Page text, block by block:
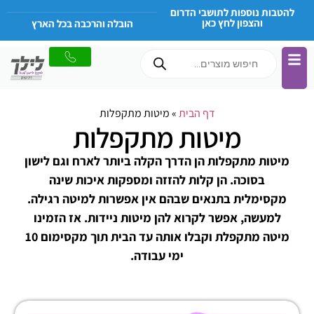
להטבות נוספות לתושבי הדרום
והצפון לחץ כאן הובלה והרכבה בכל הארץ
דף הבית»מיטות מתקפלות
מיטות מתקפלות
מיטות מתקפלות הן הדרך הקלה ביותר לארח וגם לישון
בסוכה. הן קלות להזזה ומספקות איכות שינה
מקסימלית בתנאים שבהם אין אפשרות למיטה רגילה.
למעשה, אפשר לקרוא להן מיטות ניידות. אז הזמינו
מיטה מתקפלת וקבלו אותה עד הבית תוך מקסימום 10
ימי עבודה.